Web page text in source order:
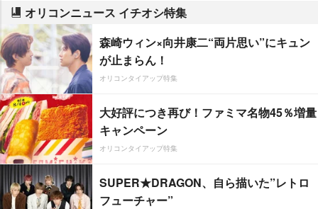
オリコンニュース イチオシ特集
森崎ウィン×向井康二“両片思い”にキュン
が止まらん！
オリコンタイアップ特集
大好評につき再び！ファミマ名物45％増量
キャンペーン
オリコンタイアップ特集
SUPER★DRAGON、自ら描いた”レトロ
フューチャー”